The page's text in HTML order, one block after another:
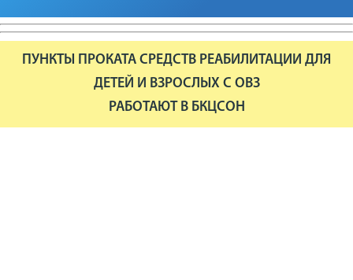
ПУНКТЫ ПРОКАТА СРЕДСТВ РЕАБИЛИТАЦИИ ДЛЯ
ДЕТЕЙ И ВЗРОСЛЫХ С ОВЗ
РАБОТАЮТ В БКЦСОН